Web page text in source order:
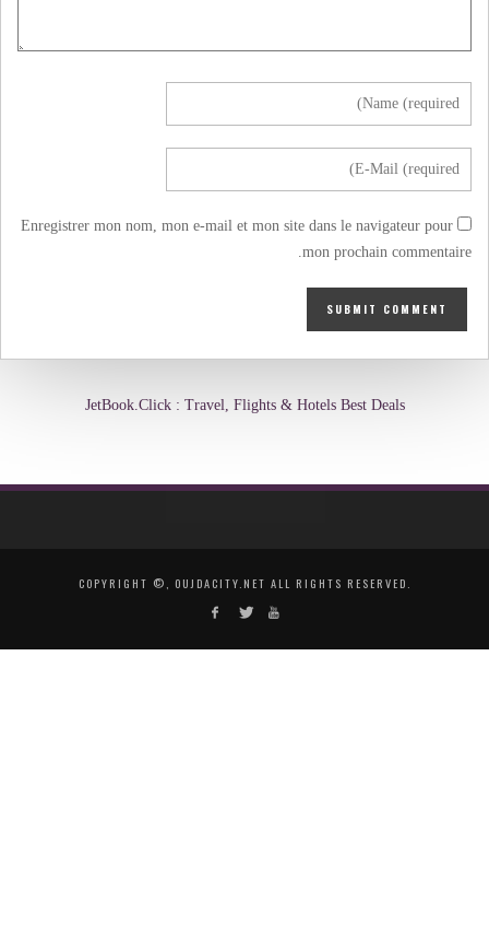
Enregistrer mon nom, mon e-mail et mon site dans le navigateur pour
mon prochain commentaire.
JetBook.Click : Travel, Flights & Hotels Best Deals
COPYRIGHT ©, OUJDACITY.NET ALL RIGHTS RESERVED.